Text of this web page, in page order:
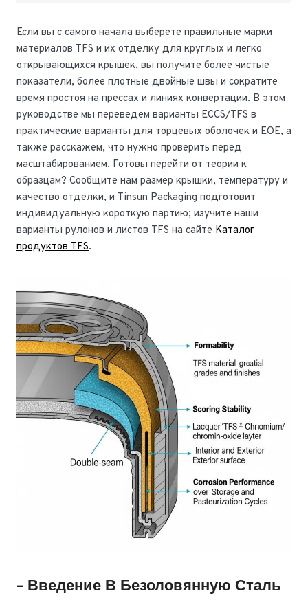
Если вы с самого начала выберете правильные марки
материалов TFS и их отделку для круглых и легко
открывающихся крышек, вы получите более чистые
показатели, более плотные двойные швы и сократите
время простоя на прессах и линиях конвертации. В этом
руководстве мы переведем варианты ECCS/TFS в
практические варианты для торцевых оболочек и EOE, а
также расскажем, что нужно проверить перед
масштабированием. Готовы перейти от теории к
образцам? Сообщите нам размер крышки, температуру и
качество отделки, и Tinsun Packaging подготовит
индивидуальную короткую партию; изучите наши
варианты рулонов и листов TFS на сайте Каталог
продуктов TFS.
- Введение В Безоловянную Сталь